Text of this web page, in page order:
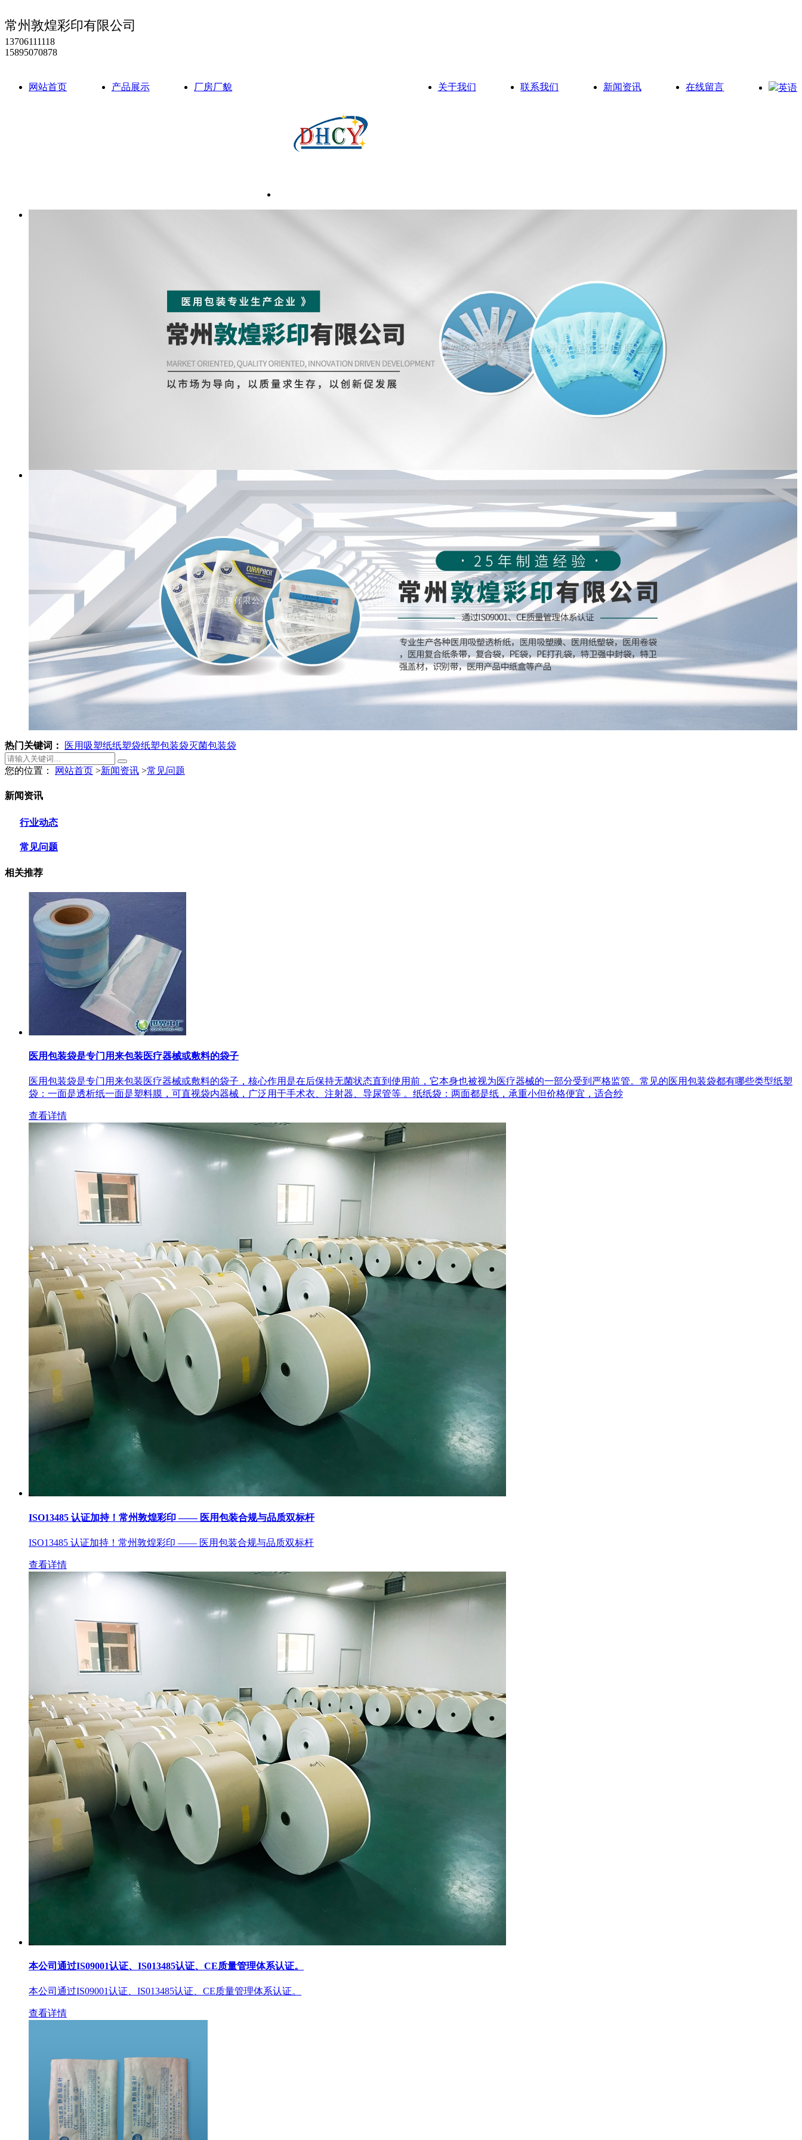
常州敦煌彩印有限公司
13706111118
15895070878
网站首页 产品展示 厂房厂貌 关于我们 联系我们 新闻资讯 在线留言 英语
热门关键词： 医用吸塑纸纸塑袋纸塑包装袋灭菌包装袋
您的位置： 网站首页 >新闻资讯 >常见问题
新闻资讯
行业动态
常见问题
相关推荐
医用包装袋‌是专门用来包装医疗器械或敷料的袋子
医用包装袋‌是专门用来包装医疗器械或敷料的袋子，核心作用是在后‌保持无菌状态‌直到使用前，它本身也被视为医疗器械的一部分受到严格监管。常见的医用包装袋都有哪些类型‌纸塑
袋‌：一面是透析纸一面是塑料膜，可直视袋内器械，广泛用于手术衣、注射器、导尿管等 。‌纸纸袋‌：两面都是纸，承重小但价格便宜，适合纱
查看详情
ISO13485 认证加持！常州敦煌彩印 —— 医用包装合规与品质双标杆
ISO13485 认证加持！常州敦煌彩印 —— 医用包装合规与品质双标杆
查看详情
本公司通过IS09001认证、IS013485认证、CE质量管理体系认证。
本公司通过IS09001认证、IS013485认证、CE质量管理体系认证。
查看详情